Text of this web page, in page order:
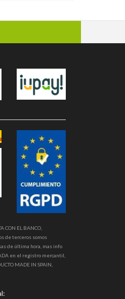
CON EL BANCO,
de terceros somos
de última hora, mas info
en el registro mercantil,
MADE IN SPAIN,